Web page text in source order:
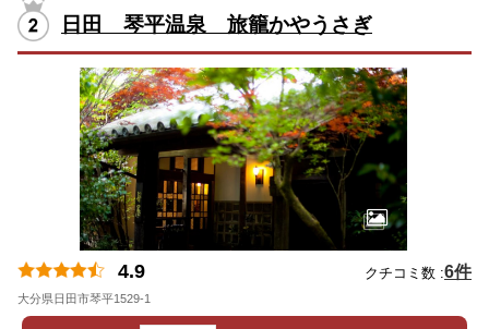
日田 琴平温泉 旅籠かやうさぎ
4.9 クチコミ数 :6件
大分県日田市琴平1529-1